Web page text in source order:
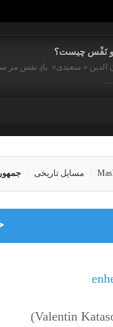
و نَفْس چیست؟
الدین « سعیدی» بادِ نفس مر
مسایل تاریخی